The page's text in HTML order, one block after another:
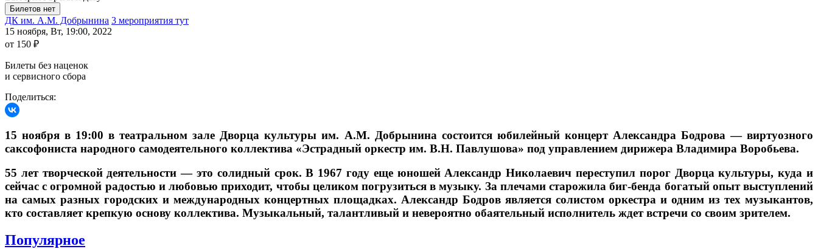
ДК им. А.М. Добрынина 3 мероприятия тут
15 ноября, Вт, 19:00, 2022
от 150 ₽
Билеты без наценок
и сервисного сбора
Поделиться:
15 ноября в 19:00 в театральном зале Дворца культуры им. А.М. Добрынина состоится юбилейный концерт Александра Бодрова — виртуозного
саксофониста народного самодеятельного коллектива «Эстрадный оркестр им. В.Н. Павлушова» под управлением дирижера Владимира Воробьева.
55 лет творческой деятельности — это солидный срок. В 1967 году еще юношей Александр Николаевич переступил порог Дворца культуры, куда и
сейчас с огромной радостью и любовью приходит, чтобы целиком погрузиться в музыку. За плечами старожила биг-бенда богатый опыт выступлений
на самых разных городских и международных концертных площадках. Александр Бодров является солистом оркестра и одним из тех музыкантов,
кто составляет крепкую основу коллектива. Музыкальный, талантливый и невероятно обаятельный исполнитель ждет встречи со своим зрителем.
Популярное